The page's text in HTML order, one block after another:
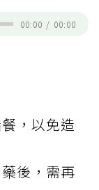
00:00 / 00:00
，以免造
後，需再